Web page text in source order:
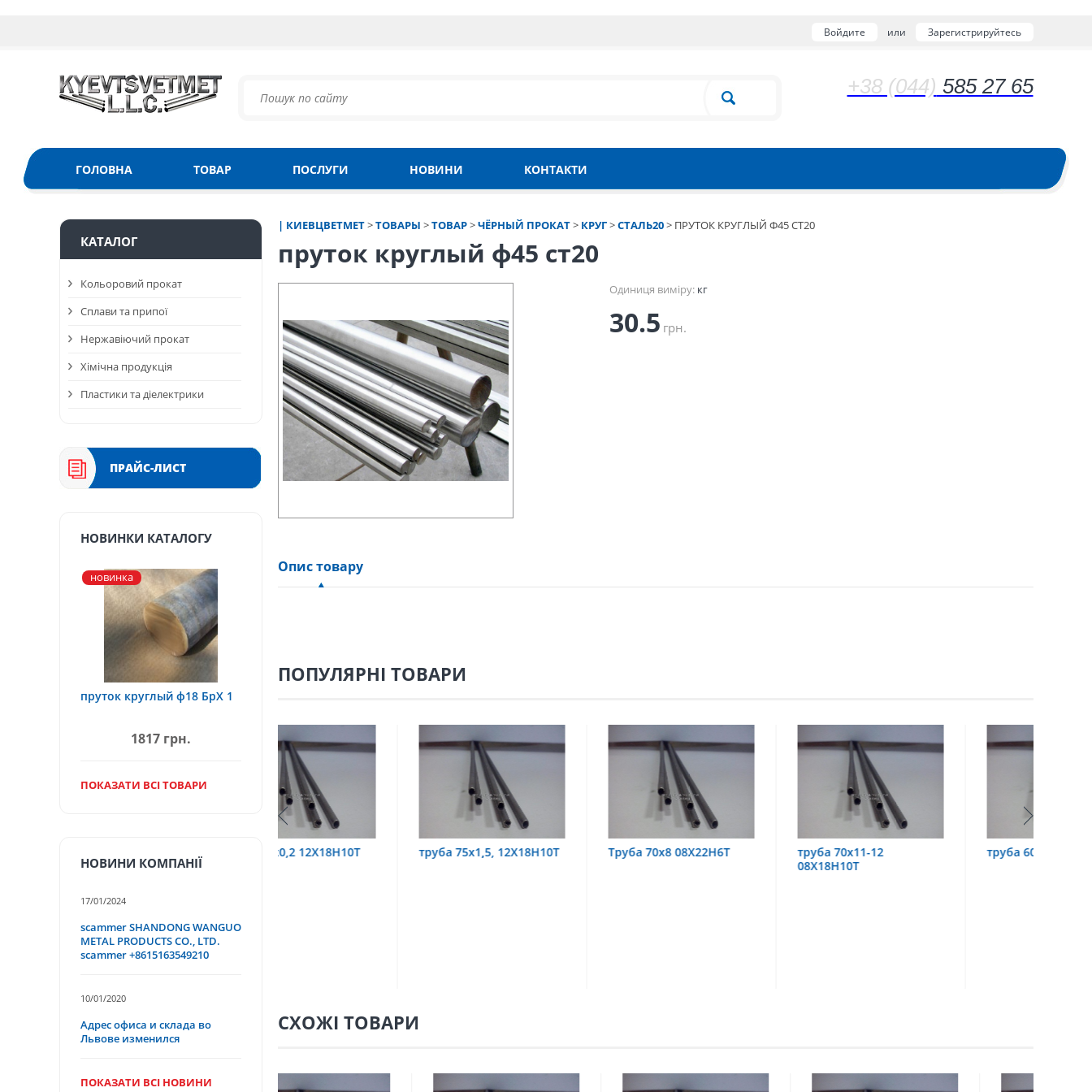
Войдите или Зарегистрируйтесь
+38 (044) 585 27 65
ГОЛОВНА ТОВАР ПОСЛУГИ НОВИНИ КОНТАКТИ
| КИЕВЦВЕТМЕТ>ТОВАРЫ >ТОВАР>ЧЁРНЫЙ ПРОКАТ> КРУГ>СТАЛЬ20> ПРУТОК КРУГЛЫЙ Ф45 СТ20
пруток круглый ф45 ст20
Одиниця виміру:кг
30.5 грн.
Опис товару
ПОПУЛЯРНІ ТОВАРИ
труба 75х1,5, 12Х18Н10Т Труба 70х8 08Х22Н6Т
труба 70х11-12
труба 60х6 08Х18Н10
СХОЖІ ТОВАРИ
КАТАЛОГ
Кольоровий прокат
Сплави та припої
Нержавіючий прокат
Хімічна продукція
Пластики та діелектрики
ПРАЙС-ЛИСТ
НОВИНКИ КАТАЛОГУ
новинка
пруток круглый ф18 БрХ 1
1817 грн.
ПОКАЗАТИ ВСІ ТОВАРИ
НОВИНИ КОМПАНІЇ
17/01/2024
scammer SHANDONG WANGUO
METAL PRODUCTS CO., LTD.
scammer +8615163549210
10/01/2020
Адрес офиса и склада во
Львове изменился
ПОКАЗАТИ ВСІ НОВИНИ